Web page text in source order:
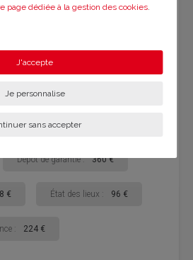
Loyer : 440 € CC
Dépôt de garantie : 360 €
€ État des lieux : 96 €
: 224 €
page dédiée à la gestion des cookies.
J'accepte
Je personnalise
sans accepter